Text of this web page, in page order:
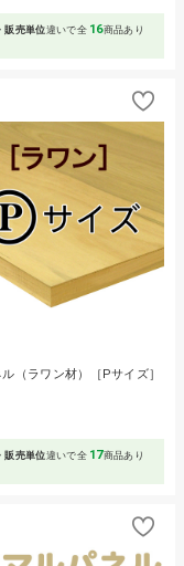
販売単位違いで全 16商品あり
（ラワン材）［Pサイズ］
販売単位違いで全 17商品あり